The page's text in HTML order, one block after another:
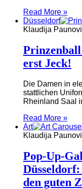
Read More »
Düsseldorf
Klaudija
erst Jeck!
Die Damen in
stattlichen
Rheinland Saal
Read More »
Art
Klaudija
Pop-Up-
den guten